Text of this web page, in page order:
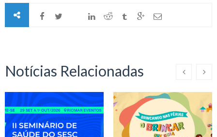
Notícias Relacionadas